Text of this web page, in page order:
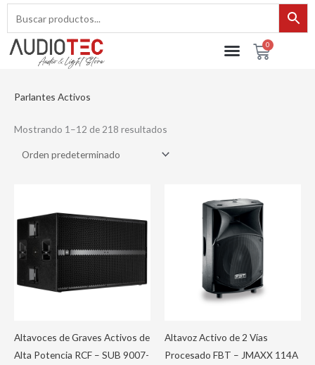
contenido
0Cart
Parlantes Activos
Mostrando 1–12 de 218 resultados
Altavoces de Graves Activos de
Alta Potencia RCF – SUB 9007-
Altavoz Activo de 2 Vías
Procesado FBT – JMAXX 114A